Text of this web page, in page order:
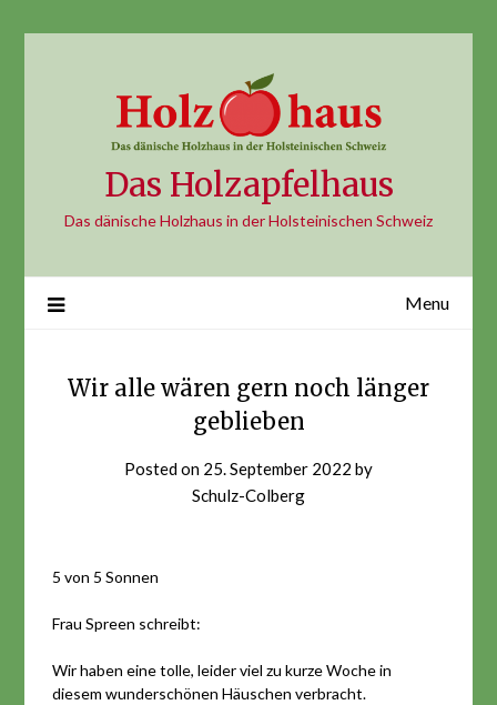
Das Holzapfelhaus
Das dänische Holzhaus in der Holsteinischen Schweiz
Menu
Wir alle wären gern noch länger
geblieben
Posted on 25. September 2022 by
Schulz-Colberg
5 von 5 Sonnen
Frau Spreen schreibt:
Wir haben eine tolle, leider viel zu kurze Woche in
diesem wunderschönen Häuschen verbracht.